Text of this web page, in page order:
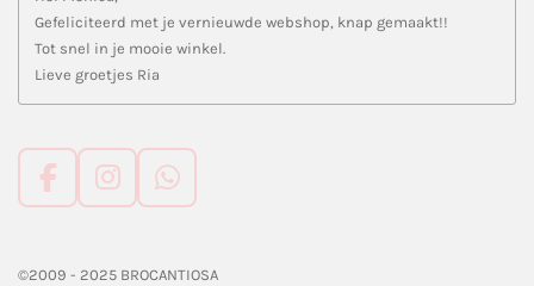
Gefeliciteerd met je vernieuwde webshop, knap gemaakt!!
Tot snel in je mooie winkel.
Lieve groetjes Ria
F
e
I
t
W
t
©2009 - 2025 BROCANTIOSA